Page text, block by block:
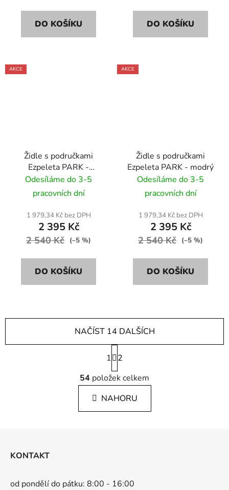
DO KOŠÍKU DO KOŠÍKU
AKCE
Židle s područkami
Ezpeleta PARK -
červený
Odesíláme do 3-5
pracovních dní
1 979,34 Kč bez DPH
2 395 Kč
2 540 Kč (–5 %)
DO KOŠÍKU
AKCE
Židle s područkami
Ezpeleta PARK - modrý
Odesíláme do 3-5
pracovních dní
1 979,34 Kč bez DPH
2 395 Kč
2 540 Kč (–5 %)
DO KOŠÍKU
O
v
l
á
d
v
NAČÍST 14 DALŠÍCH
S
t
r
á
n
k
1
2
54 položek celkem
NAHORU
KONTAKT
od pondělí do pátku: 8:00 - 16:00